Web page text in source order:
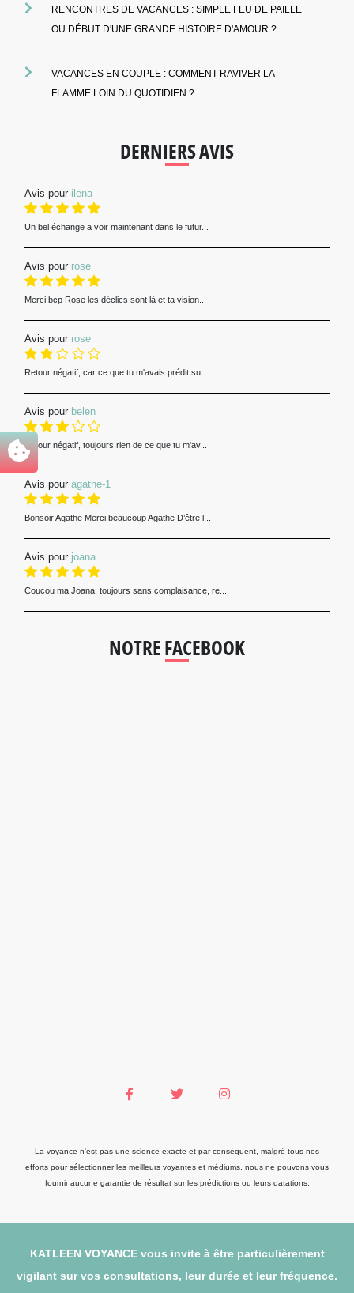
RENCONTRES DE VACANCES : SIMPLE FEU DE PAILLE
OU DÉBUT D'UNE GRANDE HISTOIRE D'AMOUR ?
VACANCES EN COUPLE : COMMENT RAVIVER LA
FLAMME LOIN DU QUOTIDIEN ?
DERNIERS AVIS
Avis pour ilena
Un bel échange a voir maintenant dans le futur...
Avis pour rose
Merci bcp Rose les déclics sont là et ta vision...
Avis pour rose
Retour négatif, car ce que tu m'avais prédit su...
Avis pour belen
Retour négatif, toujours rien de ce que tu m'av...
Avis pour agathe-1
Bonsoir Agathe Merci beaucoup Agathe D’être l...
Avis pour joana
Coucou ma Joana, toujours sans complaisance, re...
NOTRE FACEBOOK
La voyance n'est pas une science exacte et par conséquent, malgré tous nos
efforts pour sélectionner les meilleurs voyantes et médiums, nous ne pouvons vous
fournir aucune garantie de résultat sur les prédictions ou leurs datations.
KATLEEN VOYANCE vous invite à être particulièrement
vigilant sur vos consultations, leur durée et leur fréquence.